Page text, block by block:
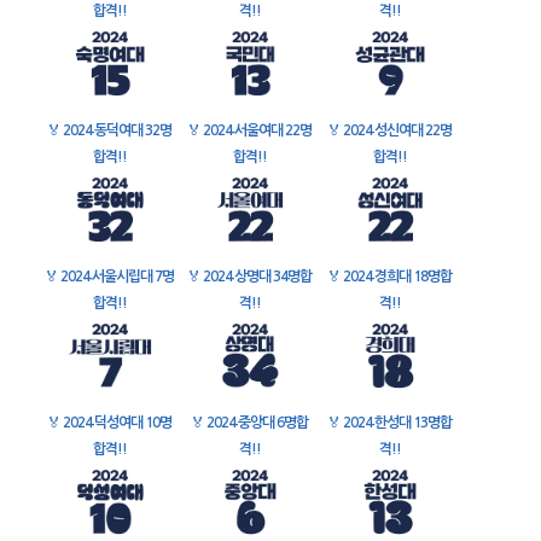
합격!! 격!! 격!!
🏅 2024 동덕여대 32명
합격!!
🏅 2024 서울여대 22명
합격!!
🏅 2024 성신여대 22명
합격!!
🏅 2024 서울시립대 7명
합격!!
🏅 2024 상명대 34명합
격!!
🏅 2024 경희대 18명합
격!!
🏅 2024 덕성여대 10명
합격!!
🏅 2024 중앙대 6명합
격!!
🏅 2024 한성대 13명합
격!!